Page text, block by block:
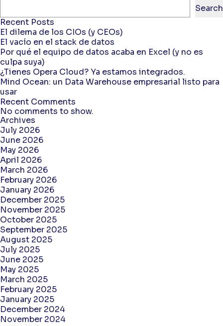
Search
Recent Posts
El dilema de los CIOs (y CEOs)
El vacío en el stack de datos
Por qué el equipo de datos acaba en Excel (y no es
culpa suya)
¿Tienes Opera Cloud? Ya estamos integrados.
Mind Ocean: un Data Warehouse empresarial listo para
usar
Recent Comments
No comments to show.
Archives
July 2026
June 2026
May 2026
April 2026
March 2026
February 2026
January 2026
December 2025
November 2025
October 2025
September 2025
August 2025
July 2025
June 2025
May 2025
March 2025
February 2025
January 2025
December 2024
November 2024